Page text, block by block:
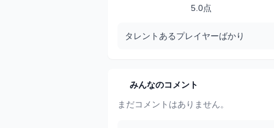
5.0点
タレントあるプレイヤーばかり
みんなのコメント
まだコメントはありません。